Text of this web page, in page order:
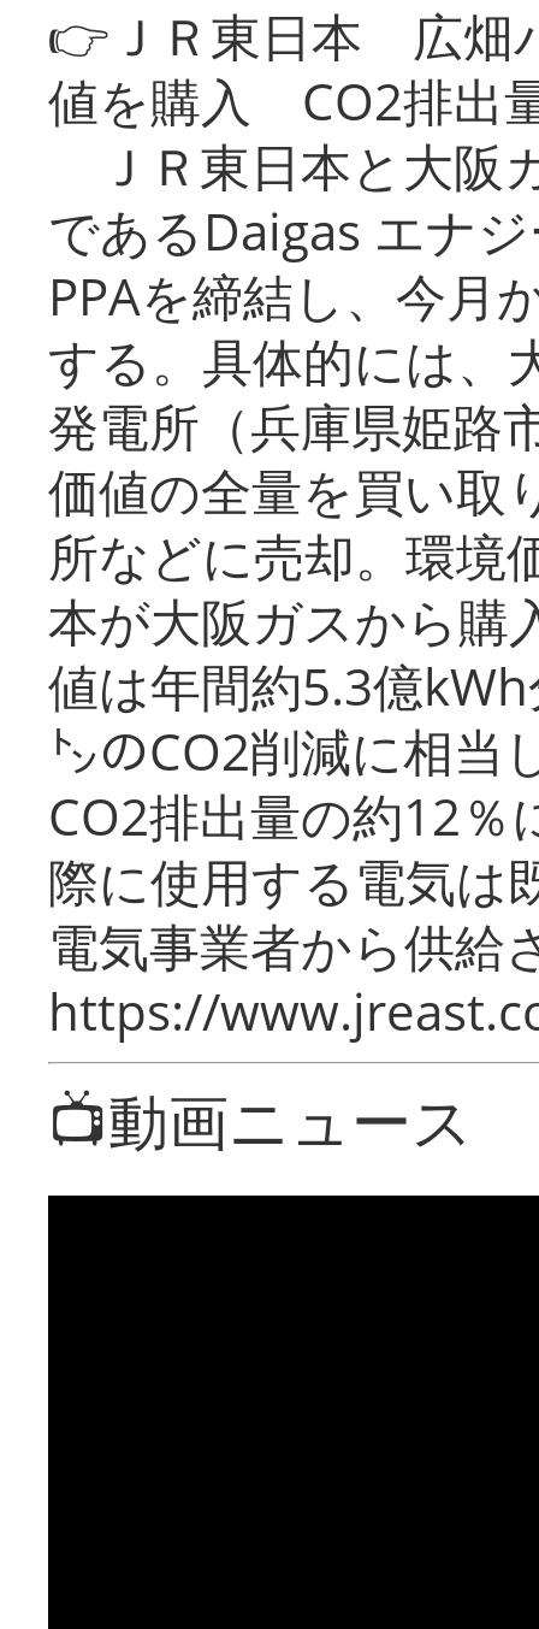
👉ＪＲ東日本 広畑
値を購入 CO2排出
ＪＲ東日本と大阪
であるDaigas エナ
PPAを締結し、今月
する。具体的には、
発電所（兵庫県姫路
価値の全量を買い取
所などに売却。環境
本が大阪ガスから購
値は年間約5.3億
㌧のCO2削減に相当
CO2排出量の約12％
際に使用する電気は
電気事業者から供給
https://
📺動画ニュース